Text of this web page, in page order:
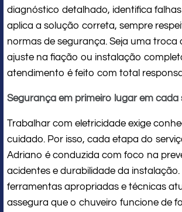
diagnóstico detalhado, identifica
aplica a solução correta, sempre
normas de segurança. Seja uma troca
ajuste na fiação ou instalação
atendimento é feito com total
Segurança em primeiro lugar em cada
Trabalhar com eletricidade exige
cuidado. Por isso, cada etapa do
Adriano é conduzida com foco na
acidentes e durabilidade da instalação.
ferramentas apropriadas e técnicas
assegura que o chuveiro funcione de